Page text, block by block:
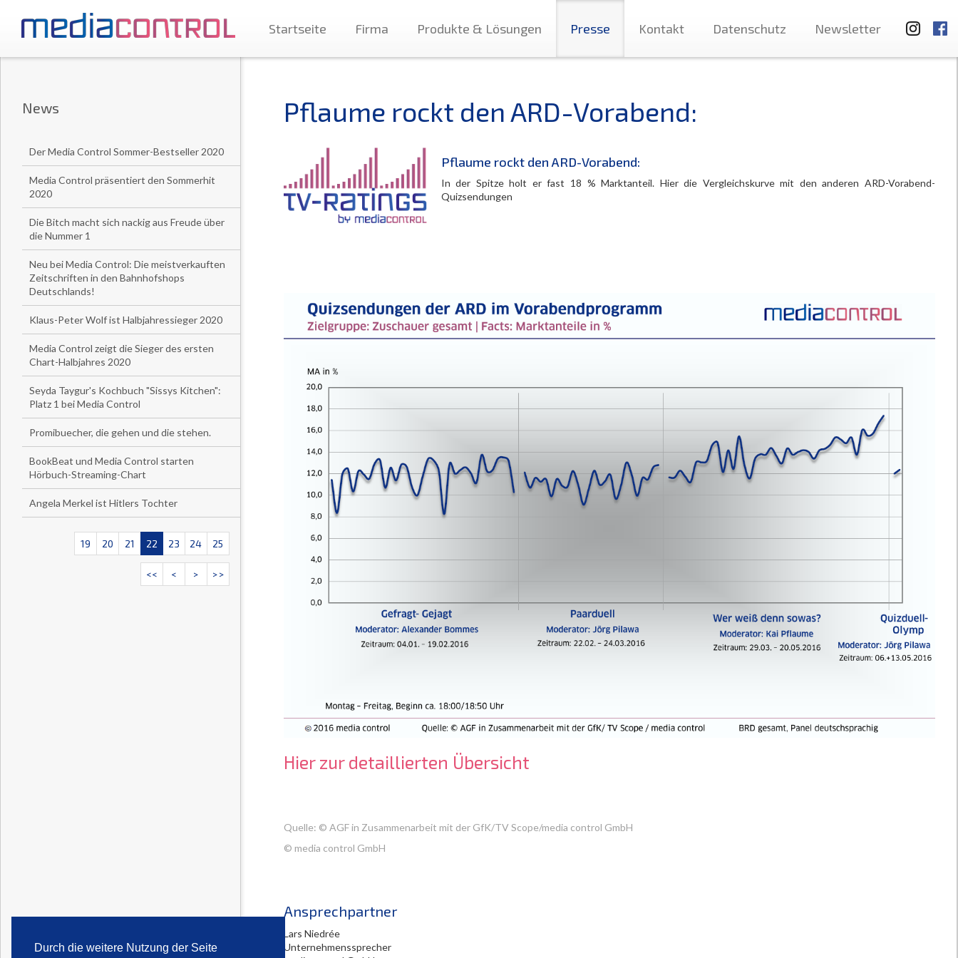
Durch die weitere Nutzung der Seite
Startseite Firma Produkte & Lösungen Presse Kontakt Datenschutz Newsletter
News
Der Media Control Sommer-Bestseller 2020
Media Control präsentiert den Sommerhit
2020
Die Bitch macht sich nackig aus Freude über
die Nummer 1
Neu bei Media Control: Die meistverkauften
Zeitschriften in den Bahnhofshops
Deutschlands!
Klaus-Peter Wolf ist Halbjahressieger 2020
Media Control zeigt die Sieger des ersten
Chart-Halbjahres 2020
Seyda Taygur's Kochbuch "Sissys Kitchen":
Platz 1 bei Media Control
Promibuecher, die gehen und die stehen.
BookBeat und Media Control starten
Hörbuch-Streaming-Chart
Angela Merkel ist Hitlers Tochter
19 20 21 22 23 24 25
<< < > >>
Pflaume rockt den ARD-Vorabend:
Pflaume rockt den ARD-Vorabend:
In der Spitze holt er fast 18 % Marktanteil. Hier die Vergleichskurve mit den anderen ARD-Vorabend-
Quizsendungen
Hier zur detaillierten Übersicht
Quelle: © AGF in Zusammenarbeit mit der GfK/TV Scope/media control GmbH
© media control GmbH
Ansprechpartner
Lars Niedrée
Unternehmenssprecher